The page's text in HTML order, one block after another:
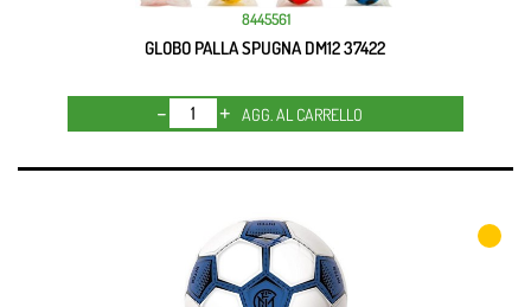
8445561
GLOBO PALLA SPUGNA DM12 37422
Quantità
AGG. AL CARRELLO